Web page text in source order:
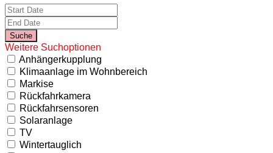
Weitere Suchoptionen
Anhängerkupplung
Klimaanlage im Wohnbereich
Markise
Rückfahrkamera
Rückfahrsensoren
Solaranlage
TV
Wintertauglich